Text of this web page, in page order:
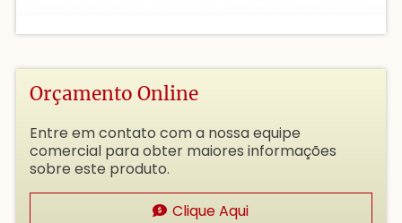
Orçamento Online
Entre em contato com a nossa equipe
comercial para obter maiores informações
sobre este produto.
Clique Aqui